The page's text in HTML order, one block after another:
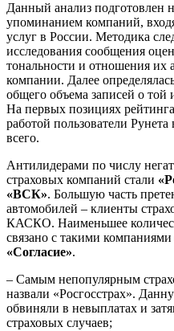
Данный анализ подготовлен
упоминанием компаний,
услуг в России. Методика
исследования сообщения
тональности и отношения их
компании. Далее
общего объема записей о
На первых позициях
работой пользователи
всего.
Антилидерами по числу
страховых компаний стали
«ВСК». Большую часть
автомобилей – клиенты
КАСКО. Наименьшее
связано с такими компаниями
«Согласие».
– Самым непопулярным
назвали «Росгосстрах».
обвиняли в невыплатах и
страховых случаев;